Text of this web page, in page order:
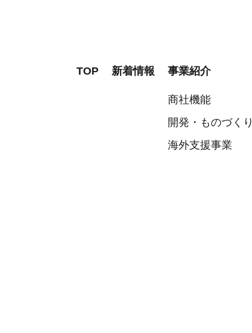
TOP 新着情報 事業紹介
商社機能
開発・ものづくり
海外支援事業